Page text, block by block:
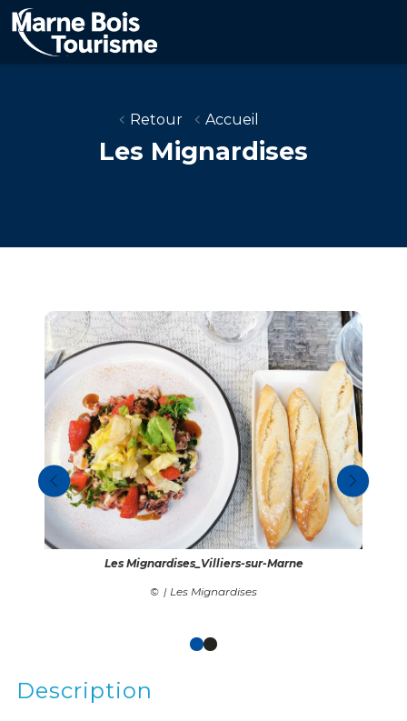
Aller
au
contenu
principal
Retour Accueil
Les Mignardises
Les Mignardises_Villiers-sur-Marne
| Les Mignardises
Description